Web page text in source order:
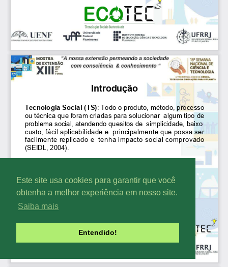
Este site usa cookies para garantir que você
obtenha a melhor experiência em nosso site.
Saiba mais
Entendido!